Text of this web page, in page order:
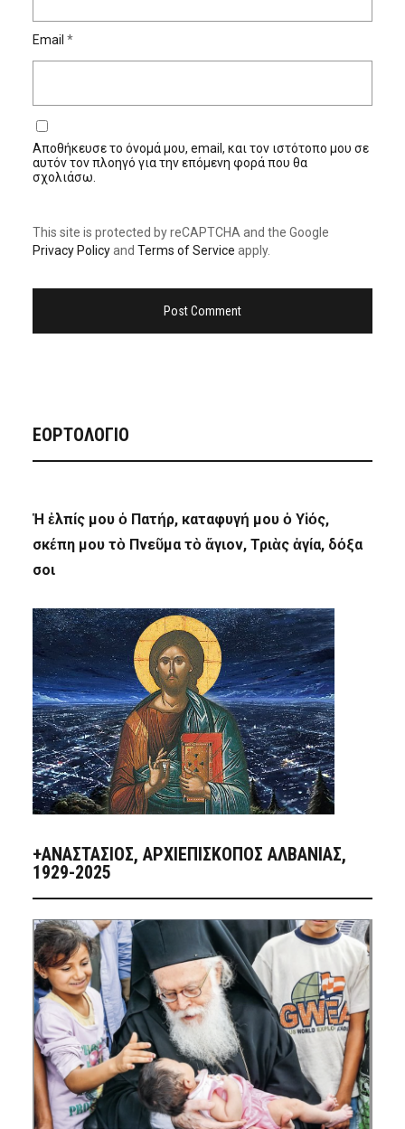
Email *
Αποθήκευσε το όνομά μου, email, και τον ιστότοπο μου σε
αυτόν τον πλοηγό για την επόμενη φορά που θα
σχολιάσω.
This site is protected by reCAPTCHA and the Google
Privacy Policyand Terms of Service apply.
ΕΟΡΤΟΛΟΓΙΟ
Ἡ ἐλπίς μου ὁ Πατήρ, καταφυγή μου ὁ Υἱός,
σκέπη μου τὸ Πνεῦμα τὸ ἅγιον, Τριὰς ἁγία, δόξα
σοι
+ΑΝΑΣΤΆΣΙΟΣ, ΑΡΧΙΕΠΊΣΚΟΠΟΣ ΑΛΒΑΝΊΑΣ,
1929-2025